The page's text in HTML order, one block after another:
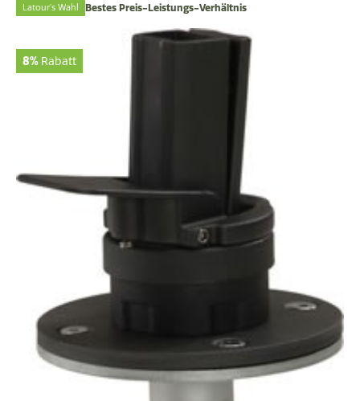
Latour's Wahl Bestes Preis-Leistungs-Verhältnis
8% Rabatt